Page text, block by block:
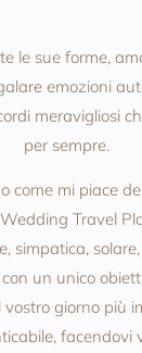
le sue forme,
emozioni
meravigliosi
per sempre.
come mi piace
Travel
simpatica,
un unico
vostro giorno più
facendovi